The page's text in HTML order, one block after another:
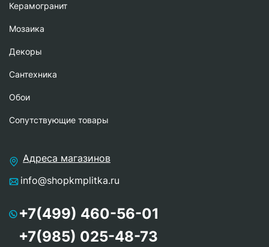
Керамогранит
Мозаика
Декоры
Сантехника
Обои
Сопутствующие товары
Адреса магазинов
info@shopkmplitka.ru
+7(499) 460-56-01
+7(985) 025-48-73